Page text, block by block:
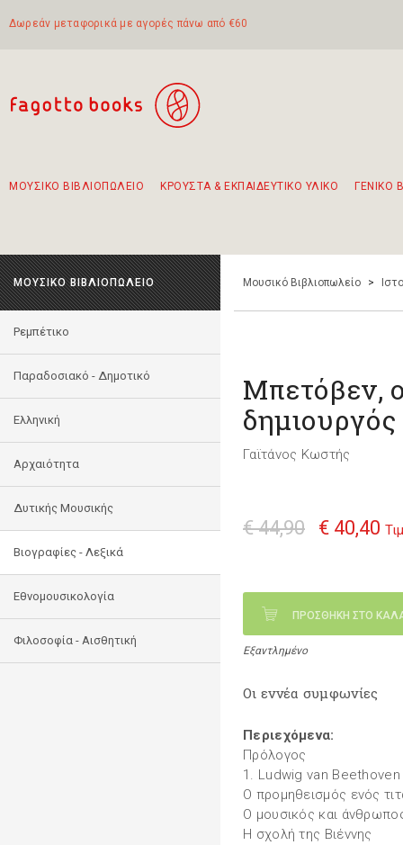
Δωρεάν μεταφορικά με αγορές πάνω από €60
ΜΟΥΣΙΚΟ ΒΙΒΛΙΟΠΩΛΕΙΟ ΚΡΟΥΣΤΑ & ΕΚΠΑΙΔΕΥΤΙΚΟ ΥΛΙΚΟ ΓΕΝΙΚΟ
ΜΟΥΣΙΚΟ ΒΙΒΛΙΟΠΩΛΕΙΟ
Ρεμπέτικο
Παραδοσιακό - Δημοτικό
Ελληνική
Αρχαιότητα
Δυτικής Μουσικής
Βιογραφίες - Λεξικά
Εθνομουσικολογία
Φιλοσοφία - Αισθητική
Μουσικό Βιβλιοπωλείο >
Μπετόβεν,
δημιουργός
Γαϊτάνος Κωστής
€ 44,90 € 40,40
ΠΡΟΣΘΗΚΗ ΣΤΟ
Εξαντλημένο
Οι εννέα συμφωνίες
Περιεχόμενα:
Πρόλογος
1. Ludwig van Beethoven
O προμηθεισμός ενός
Ο μουσικός και
Η σχολή της Βιέννης